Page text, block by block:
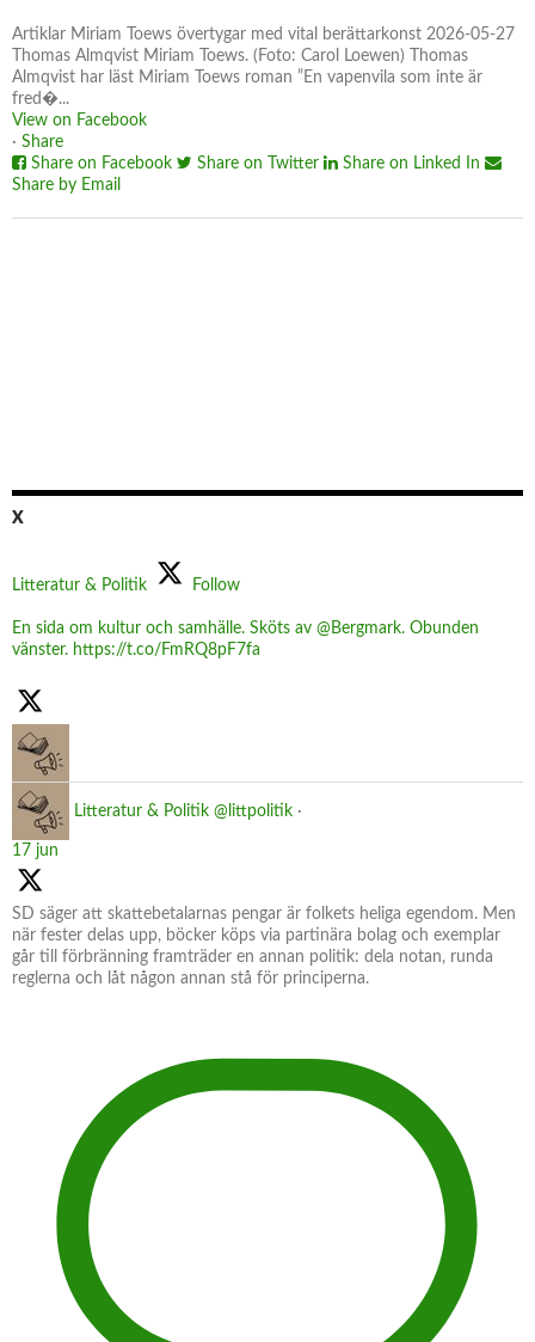
Artiklar Miriam Toews övertygar med vital berättarkonst 2026-05-27
Thomas Almqvist Miriam Toews. (Foto: Carol Loewen) Thomas
Almqvist har läst Miriam Toews roman ”En vapenvila som inte är
fred�...
View on Facebook
· Share
Share on Facebook
Share on Twitter
Share on Linked In
Share by Email
X
Litteratur & Politik Follow
En sida om kultur och samhälle. Sköts av @Bergmark. Obunden
vänster. https://t.co/FmRQ8pF7fa
Litteratur & Politik @littpolitik ·
17 jun
SD säger att skattebetalarnas pengar är folkets heliga egendom. Men
när fester delas upp, böcker köps via partinära bolag och exemplar
går till förbränning framträder en annan politik: dela notan, runda
reglerna och låt någon annan stå för principerna.